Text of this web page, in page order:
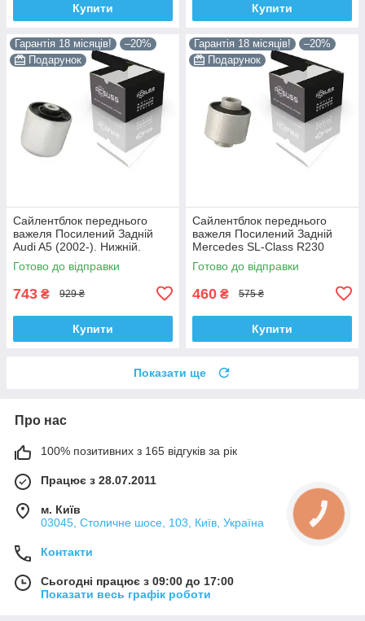
Купити Купити
Гарантія 18 місяців!
–20%
Подарунок
Сайлентблок переднього
важеля Посилений Задній
Audi A5 (2002-). Нижній.
Корея ACSUSS! 4H0407183 ,
TD1247W , VKDS331074
Готово до відправки
743 ₴ 929 ₴
Купити
Гарантія 18 місяців!
–20%
Подарунок
Сайлентблок переднього
важеля Посилений Задній
Mercedes SL-Class R230
(2006-). Корея ACSUSS!
28744 , TD4208W ,
Готово до відправки
460 ₴ 575 ₴
Купити
Показати ще
Про нас
100% позитивних з 165 відгуків за рік
Працює з 28.07.2011
м. Київ
03045, Столичне шосе, 103, Київ, Україна
Контакти
Сьогодні працює з 09:00 до 17:00
Показати весь графік роботи
КНОПКА
ЗВ'ЯЗКУ